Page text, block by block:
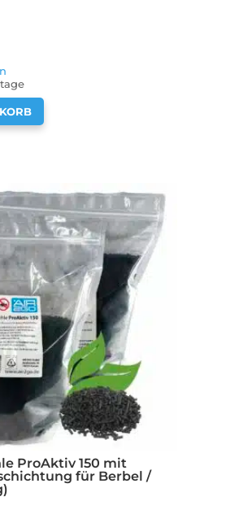
ProAktiv 150 mit
für Berbel /